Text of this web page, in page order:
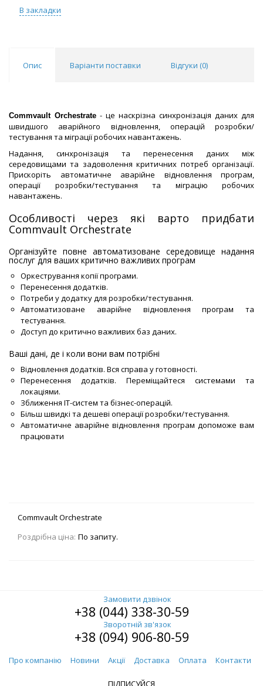
В закладки
Опис Варіанти поставки Відгуки (0)
Commvault Orchestrate - це наскрізна синхронізація даних для
швидшого аварійного відновлення, операцій розробки/
тестування та міграції робочих навантажень.
Надання, синхронізація та перенесення даних між
середовищами та задоволення критичних потреб організації.
Прискоріть автоматичне аварійне відновлення програм,
операції розробки/тестування та міграцію робочих
навантажень.
Особливості через які варто придбати
Commvault Orchestrate
Організуйте повне автоматизоване середовище надання
послуг для ваших критично важливих програм
Оркестрування копії програми.
Перенесення додатків.
Потреби у додатку для розробки/тестування.
Автоматизоване аварійне відновлення програм та
тестування.
Доступ до критично важливих баз даних.
Ваші дані, де і коли вони вам потрібні
Відновлення додатків. Вся справа у готовності.
Перенесення додатків. Переміщайтеся системами та
локаціями.
Зближення ІТ-систем та бізнес-операцій.
Більш швидкі та дешеві операції розробки/тестування.
Автоматичне аварійне відновлення програм допоможе вам
працювати
Commvault Orchestrate
Роздрібна ціна: По запиту.
Замовити дзвінок
+38 (044) 338-30-59
Зворотній зв'язок
+38 (094) 906-80-59
Про компанію Новини Акції Доставка Оплата Контакти
ПІДПИСУЙСЯ